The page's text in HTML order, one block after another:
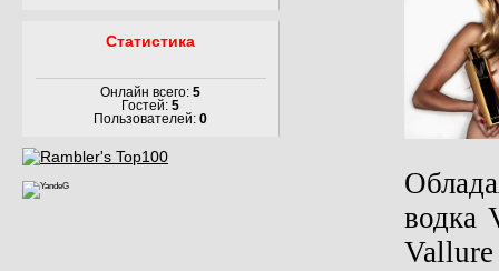
Статистика
Онлайн всего: 5
Гостей: 5
Пользователей: 0
водка